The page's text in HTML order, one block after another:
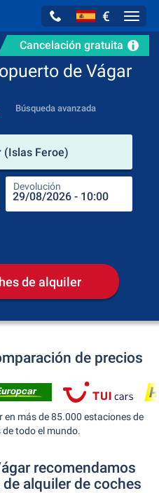
€
Cancelación gratuita
de Vágar
Búsqueda avanzada
(Islas Feroe)
Devolución
de alquiler
de precios
en más de 85.000 estaciones de
todo el mundo.
recomendamos
alquiler de coches